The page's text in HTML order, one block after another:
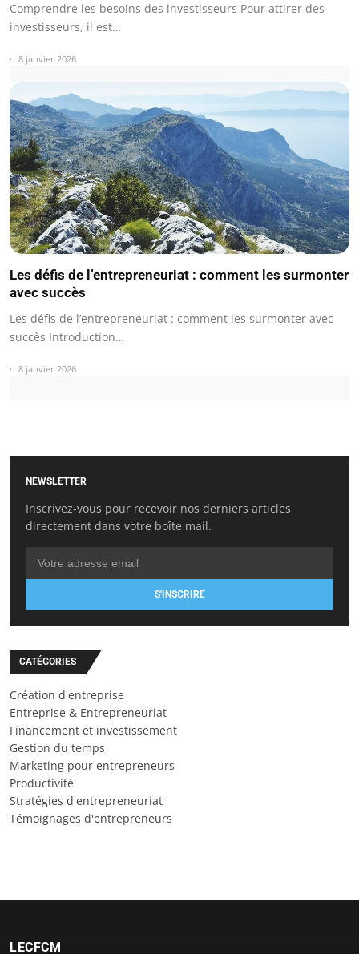
Comprendre les besoins des investisseurs Pour attirer des
investisseurs, il est…
8 janvier 2026
Les défis de l’entrepreneuriat : comment les surmonter
avec succès
Les défis de l’entrepreneuriat : comment les surmonter avec
succès Introduction…
8 janvier 2026
NEWSLETTER
Inscrivez-vous pour recevoir nos derniers articles
directement dans votre boîte mail.
S'INSCRIRE
CATÉGORIES
Création d'entreprise
Entreprise & Entrepreneuriat
Financement et investissement
Gestion du temps
Marketing pour entrepreneurs
Productivité
Stratégies d'entrepreneuriat
Témoignages d'entrepreneurs
LECFCM